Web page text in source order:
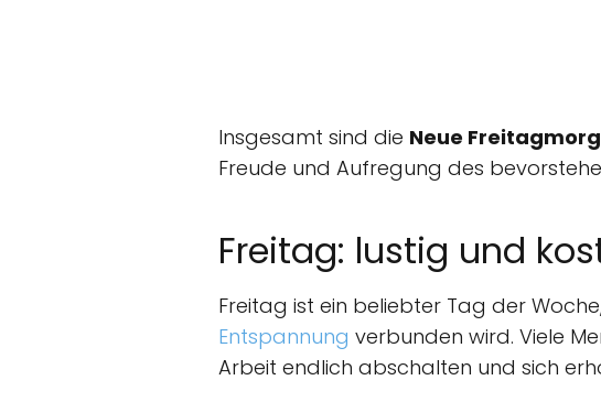
Insgesamt sind die Neue
Freude und Aufregung des
Freitag: lustig und
Freitag ist ein beliebter Tag der
Entspannung verbunden wird. Viele
Arbeit endlich abschalten und sich